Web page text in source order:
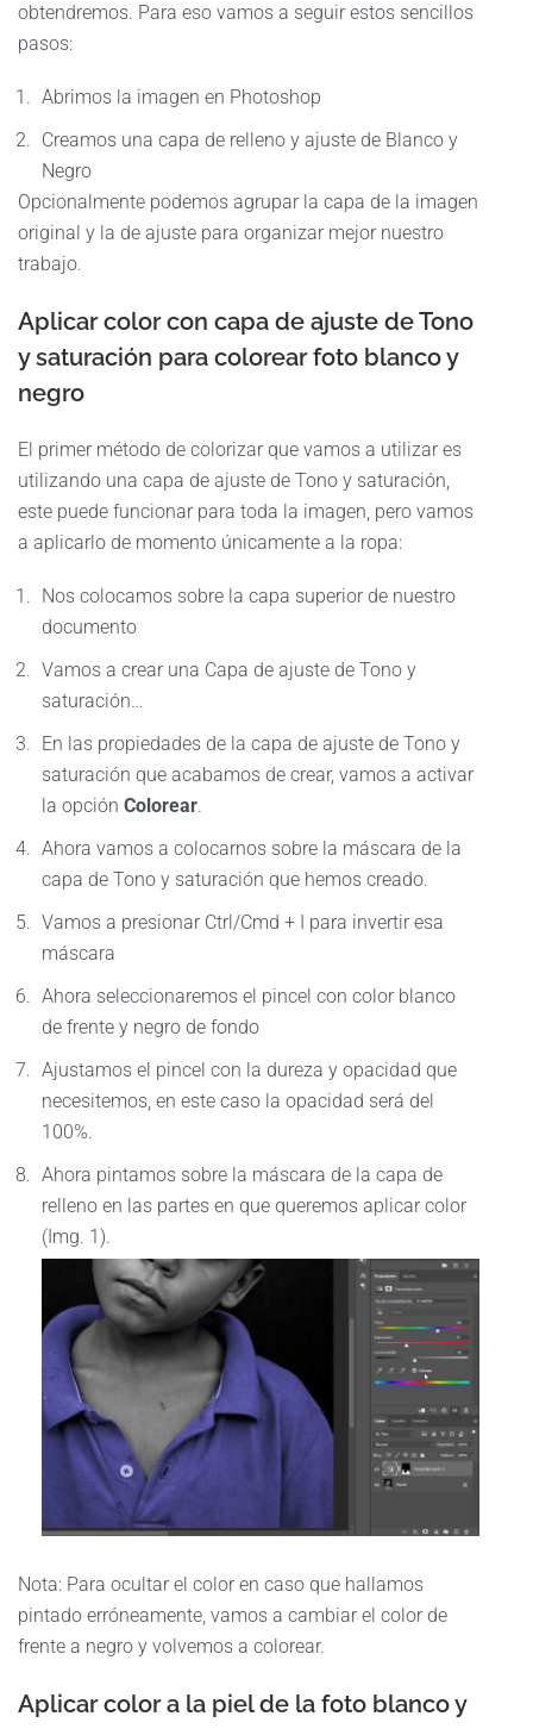
obtendremos. Para eso vamos a seguir estos sencillos
pasos:
Abrimos la imagen en Photoshop
Creamos una capa de relleno y ajuste de Blanco y
Negro
Opcionalmente podemos agrupar la capa de la imagen
original y la de ajuste para organizar mejor nuestro
trabajo.
Aplicar color con capa de ajuste de Tono
y saturación para colorear foto blanco y
negro
El primer método de colorizar que vamos a utilizar es
utilizando una capa de ajuste de Tono y saturación,
este puede funcionar para toda la imagen, pero vamos
a aplicarlo de momento únicamente a la ropa:
Nos colocamos sobre la capa superior de nuestro
documento
Vamos a crear una Capa de ajuste de Tono y
saturación…
En las propiedades de la capa de ajuste de Tono y
saturación que acabamos de crear, vamos a activar
la opción Colorear.
Ahora vamos a colocarnos sobre la máscara de la
capa de Tono y saturación que hemos creado.
Vamos a presionar Ctrl/Cmd + I para invertir esa
máscara
Ahora seleccionaremos el pincel con color blanco
de frente y negro de fondo
Ajustamos el pincel con la dureza y opacidad que
necesitemos, en este caso la opacidad será del
100%.
Ahora pintamos sobre la máscara de la capa de
relleno en las partes en que queremos aplicar color
(Img. 1).
Nota: Para ocultar el color en caso que hallamos
pintado erróneamente, vamos a cambiar el color de
frente a negro y volvemos a colorear.
Aplicar color a la piel de la foto blanco y